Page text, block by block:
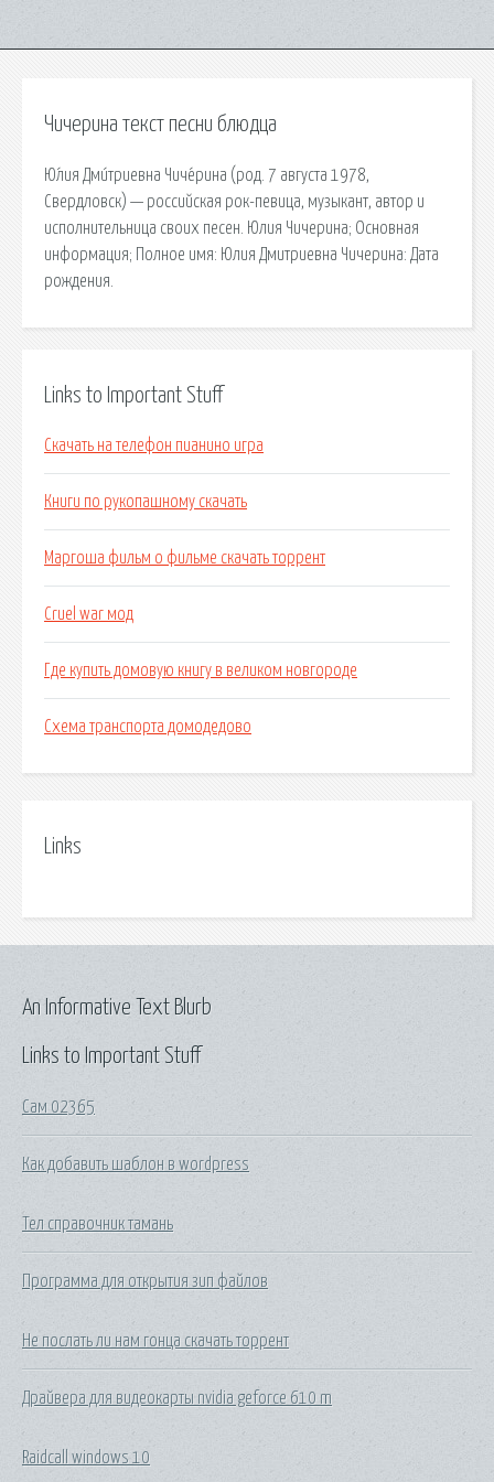
Чичерина текст песни блюдца
Ю́лия Дми́триевна Чиче́рина (род. 7 августа 1978,
Свердловск) — российская рок-певица, музыкант, автор и
исполнительница своих песен. Юлия Чичерина; Основная
информация; Полное имя: Юлия Дмитриевна Чичерина: Дата
рождения.
Links to Important Stuff
Скачать на телефон пианино игра
Книги по рукопашному скачать
Маргоша фильм о фильме скачать торрент
Cruel war мод
Где купить домовую книгу в великом новгороде
Схема транспорта домодедово
Links
Links to Important Stuff
Сам 02365
Как добавить шаблон в wordpress
Тел справочник тамань
Программа для открытия зип файлов
Не послать ли нам гонца скачать торрент
Драйвера для видеокарты nvidia geforce 610 m
Raidcall windows 10
An Informative Text Blurb